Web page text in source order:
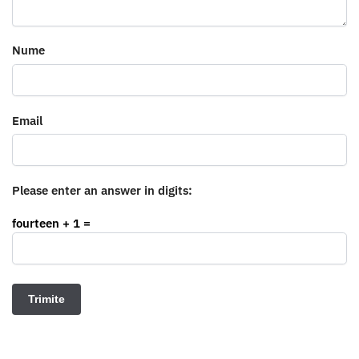
Nume
Email
Please enter an answer in digits:
fourteen + 1 =